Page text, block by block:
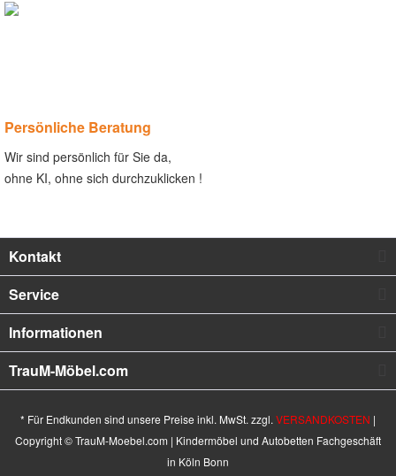
Persönliche Beratung
Wir sind persönlich für Sie da,
ohne KI, ohne sich durchzuklicken !
Kontakt
Service
Informationen
TrauM-Möbel.com
* Für Endkunden sind unsere Preise inkl. MwSt. zzgl. VERSANDKOSTEN |
Copyright © TrauM-Moebel.com | Kindermöbel und Autobetten Fachgeschäft
in Köln Bonn